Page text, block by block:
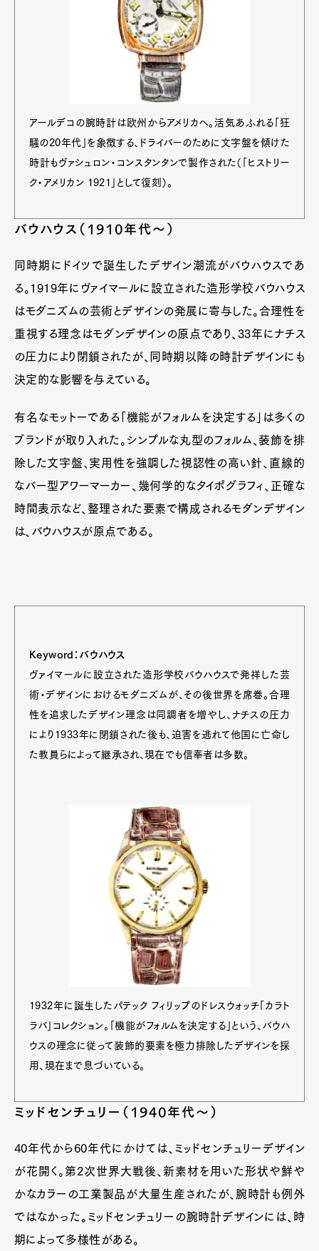
アールデコの腕時計は欧州からアメリカへ。活気あふれる「狂
騒の20年代」を象徴する、ドライバーのために文字盤を傾けた
時計もヴァシュロン・コンスタンタンで製作された（「ヒストリー
ク・アメリカン 1921」として復刻）。
バウハウス（1910年代〜）
同時期にドイツで誕生したデザイン潮流がバウハウスであ
る。1919年にヴァイマールに設立された造形学校バウハウス
はモダニズムの芸術とデザインの発展に寄与した。合理性を
重視する理念はモダンデザインの原点であり、33年にナチス
の圧力により閉鎖されたが、同時期以降の時計デザインにも
決定的な影響を与えている。
有名なモットーである「機能がフォルムを決定する」は多くの
ブランドが取り入れた。シンプルな丸型のフォルム、装飾を排
除した文字盤、実用性を強調した視認性の高い針、直線的
なバー型アワーマーカー、幾何学的なタイポグラフィ、正確な
時間表示など、整理された要素で構成されるモダンデザイン
は、バウハウスが原点である。
Keyword：バウハウス
ヴァイマールに設立された造形学校バウハウスで発祥した芸
術・デザインにおけるモダニズムが、その後世界を席巻。合理
性を追求したデザイン理念は同調者を増やし、ナチスの圧力
により1933年に閉鎖された後も、迫害を逃れて他国に亡命し
た教員らによって継承され、現在でも信奉者は多数。
1932年に誕生したパテック フィリップのドレスウォッチ「カラト
ラバ」コレクション。「機能がフォルムを決定する」という、バウハ
ウスの理念に従って装飾的要素を極力排除したデザインを採
用、現在まで息づいている。
ミッドセンチュリー（1940年代〜）
40年代から60年代にかけては、ミッドセンチュリーデザイン
が花開く。第2次世界大戦後、新素材を用いた形状や鮮や
かなカラーの工業製品が大量生産されたが、腕時計も例外
ではなかった。ミッドセンチュリーの腕時計デザインには、時
期によって多様性がある。